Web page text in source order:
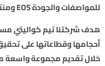
للمواصفات والجودة EOS ومنتدى الإشراف الدولي IAF .
هدف شركتنا تيم كواليتي
أحجامها وقطاعاتها على
خلال تقديم مجموعة واسعة